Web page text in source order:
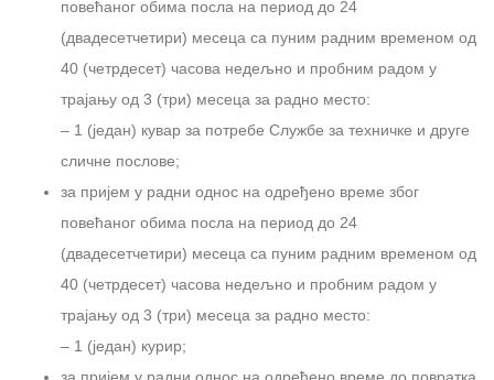
повећаног обима посла на период до 24
(двадесетчетири) месеца са пуним радним временом од
40 (четрдесет) часова недељно и пробним радом у
трајању од 3 (три) месеца за радно место:
– 1 (један) кувар за потребе Службе за техничке и друге
сличне послове;
за пријем у радни однос на одређено време због
повећаног обима посла на период до 24
(двадесетчетири) месеца са пуним радним временом од
40 (четрдесет) часова недељно и пробним радом у
трајању од 3 (три) месеца за радно место:
– 1 (један) курир;
за пријем у радни однос на одређено време до повратка